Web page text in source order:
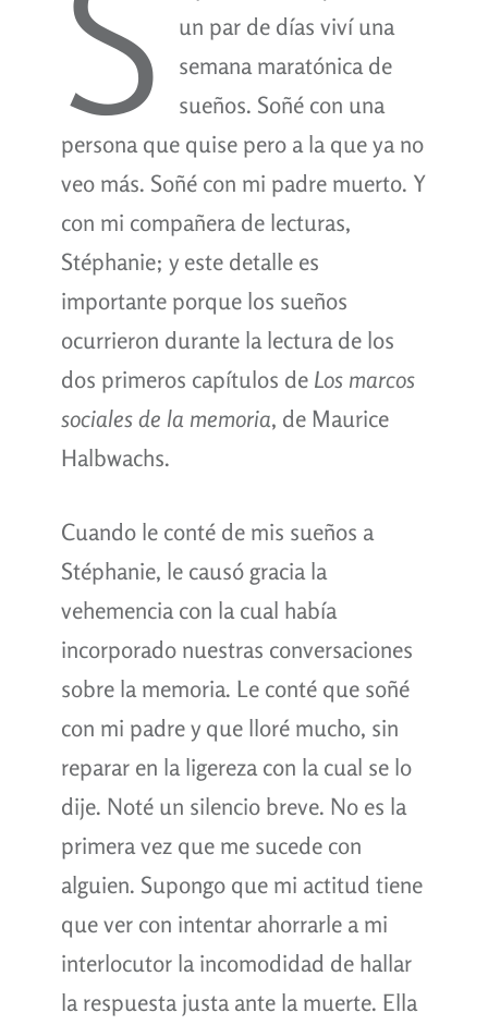
un par de días viví una
semana maratónica de
sueños. Soñé con una
persona que quise pero a la que ya no
veo más. Soñé con mi padre muerto. Y
con mi compañera de lecturas,
Stéphanie; y este detalle es
importante porque los sueños
ocurrieron durante la lectura de los
dos primeros capítulos de Los marcos
sociales de la memoria, de Maurice
Halbwachs.
Cuando le conté de mis sueños a
Stéphanie, le causó gracia la
vehemencia con la cual había
incorporado nuestras conversaciones
sobre la memoria. Le conté que soñé
con mi padre y que lloré mucho, sin
reparar en la ligereza con la cual se lo
dije. Noté un silencio breve. No es la
primera vez que me sucede con
alguien. Supongo que mi actitud tiene
que ver con intentar ahorrarle a mi
interlocutor la incomodidad de hallar
la respuesta justa ante la muerte. Ella